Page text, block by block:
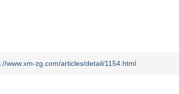
www.xm-zg.com/articles/detail/1154.html